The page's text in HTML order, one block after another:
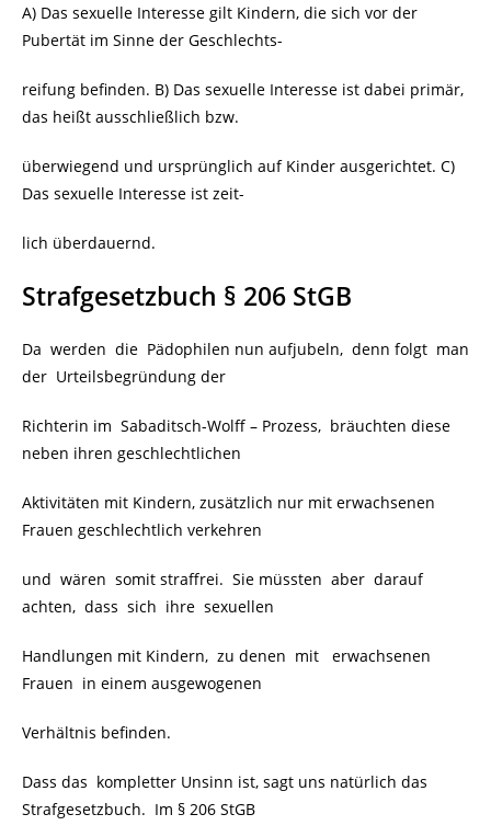
A) Das sexuelle Interesse gilt Kindern, die sich vor der
Pubertät im Sinne der Geschlechts-
reifung befinden. B) Das sexuelle Interesse ist dabei primär,
das heißt ausschließlich bzw.
überwiegend und ursprünglich auf Kinder ausgerichtet. C)
Das sexuelle Interesse ist zeit-
lich überdauernd.
Strafgesetzbuch § 206 StGB
Da werden die Pädophilen nun aufjubeln, denn folgt man
der Urteilsbegründung der
Richterin im Sabaditsch-Wolff – Prozess, bräuchten diese
neben ihren geschlechtlichen
Aktivitäten mit Kindern, zusätzlich nur mit erwachsenen
Frauen geschlechtlich verkehren
und wären somit straffrei. Sie müssten aber darauf
achten, dass sich ihre sexuellen
Handlungen mit Kindern, zu denen mit erwachsenen
Frauen in einem ausgewogenen
Verhältnis befinden.
Dass das kompletter Unsinn ist, sagt uns natürlich das
Strafgesetzbuch. Im § 206 StGB